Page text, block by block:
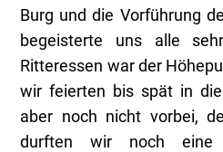
Burg und die Vorführung
begeisterte uns alle
Ritteressen war der
wir feierten bis spät in
aber noch nicht vorbei,
durften wir noch eine